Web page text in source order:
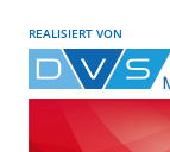
REALISIERT VON